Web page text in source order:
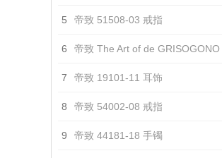
5 帝致 51508-03 戒指
6 帝致 The Art of de GRISOGONO Creation I 项链
7 帝致 19101-11 耳饰
8 帝致 54002-08 戒指
9 帝致 44181-18 手镯